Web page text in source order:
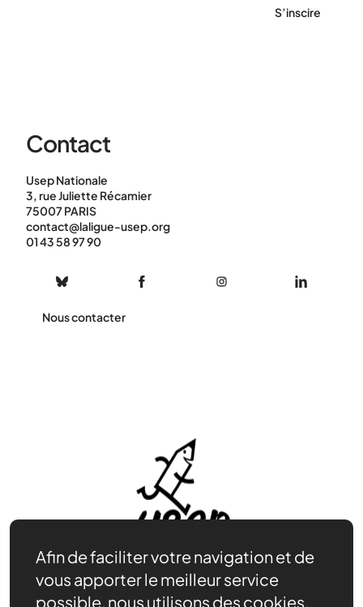
S’inscire
Contact
Usep Nationale
3, rue Juliette Récamier
75007 PARIS
contact@laligue-usep.org
01 43 58 97 90
Nous contacter
Afin de faciliter votre navigation et de
vous apporter le meilleur service
possible, nous utilisons des cookies.